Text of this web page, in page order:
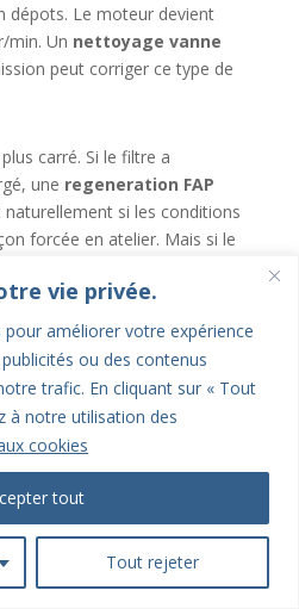
vie privée.
améliorer votre expérience
ou des contenus
trafic. En cliquant sur « Tout
à notre utilisation des
cookies
Tout rejeter
tout
dépots. Le moteur devient
min. Un nettoyage vanne
peut corriger ce type de
carré. Si le filtre a
une regeneration FAP
si les conditions
forcée en atelier. Mais si le
pas.
versé dans le réservoir
encrassement léger. Mais
magique. S’il y a une
un injecteur fatigué ou un
l’additif ne réglera pas le
: remplacement
nettoyage ciblé